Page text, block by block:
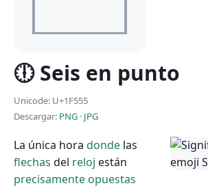
🕕 Seis en punto
Unicode: U+1F555
Descargar: PNG · JPG
La única hora donde las
flechas del reloj están
precisamente opuestas